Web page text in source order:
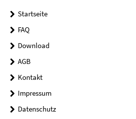
Startseite
FAQ
Download
AGB
Kontakt
Impressum
Datenschutz